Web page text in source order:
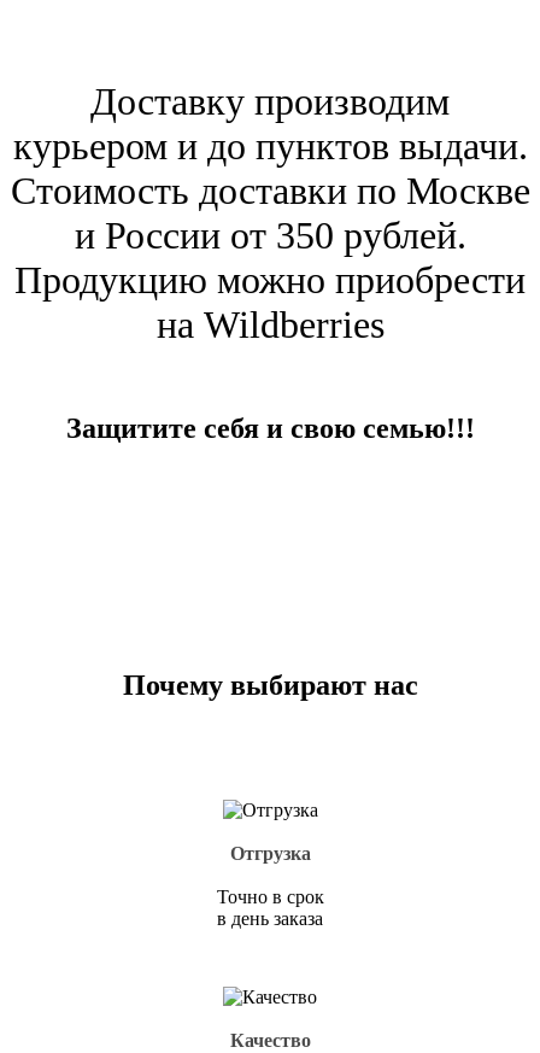
Доставку производим
курьером и до пунктов выдачи.
Стоимость доставки по Москве
и России от 350 рублей.
Продукцию можно приобрести
на Wildberries
Защитите себя и свою семью!!!
Почему выбирают нас
Отгрузка
Точно в срок
в день заказа
Качество